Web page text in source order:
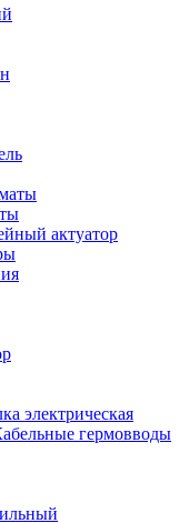
актуатор
электрическая
гермовводы